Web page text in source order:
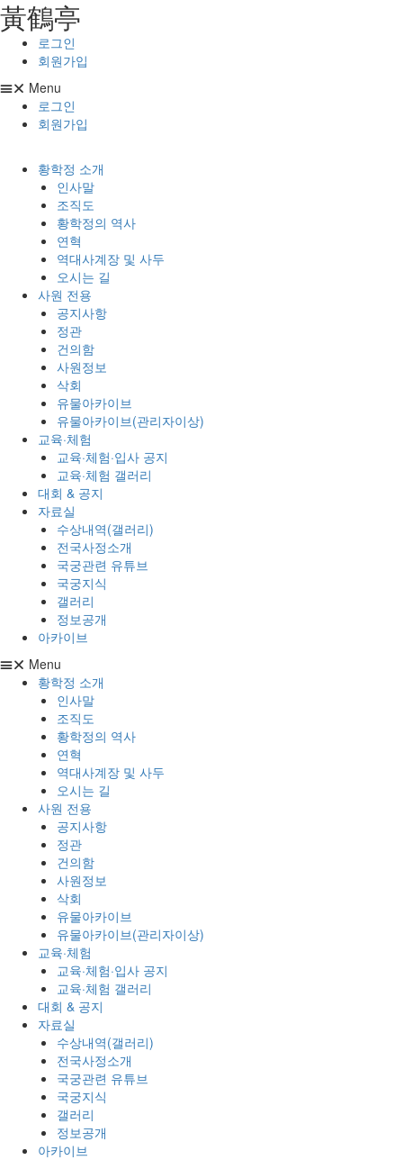
콘텐츠로
건너뛰기
⿈鶴亭
로그인
회원가입
Menu
로그인
회원가입
황학정 소개
인사말
조직도
황학정의 역사
연혁
역대사계장 및 사두
오시는 길
사원 전용
공지사항
정관
건의함
사원정보
삭회
유물아카이브
유물아카이브(관리자이상)
교육·체험
교육·체험·입사 공지
교육·체험 갤러리
대회 & 공지
자료실
수상내역(갤러리)
전국사정소개
국궁관련 유튜브
국궁지식
갤러리
정보공개
아카이브
Menu
황학정 소개
인사말
조직도
황학정의 역사
연혁
역대사계장 및 사두
오시는 길
사원 전용
공지사항
정관
건의함
사원정보
삭회
유물아카이브
유물아카이브(관리자이상)
교육·체험
교육·체험·입사 공지
교육·체험 갤러리
대회 & 공지
자료실
수상내역(갤러리)
전국사정소개
국궁관련 유튜브
국궁지식
갤러리
정보공개
아카이브